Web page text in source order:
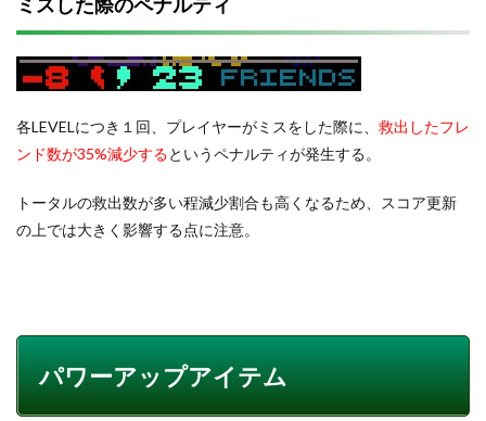
各LEVELにつき１回、プレイヤーがミスをした際に、 救出したフレ
ンド数が35%減少するというペナルティが発生する。
トータルの救出数が多い程減少割合も高くなるため、スコア更新
の上では大きく影響する点に注意。
パワーアップアイテム